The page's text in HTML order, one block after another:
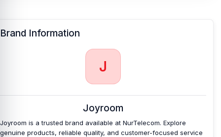
Brand Information
J
Joyroom
Joyroom is a trusted brand available at NurTelecom. Explore
genuine products, reliable quality, and customer-focused service